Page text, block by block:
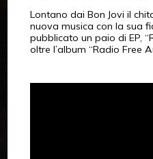
Lontano dai Bon Jovi il
nuova musica con la sua
pubblicato un paio di EP,
oltre l’album “Radio Free